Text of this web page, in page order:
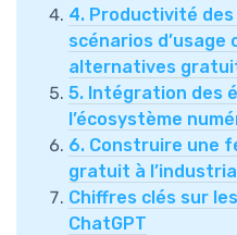
4. Productivité
scénarios d’usage
alternatives
5. Intégration des
l’écosystème
6. Construire une
gratuit à
Chiffres clés sur
ChatGPT